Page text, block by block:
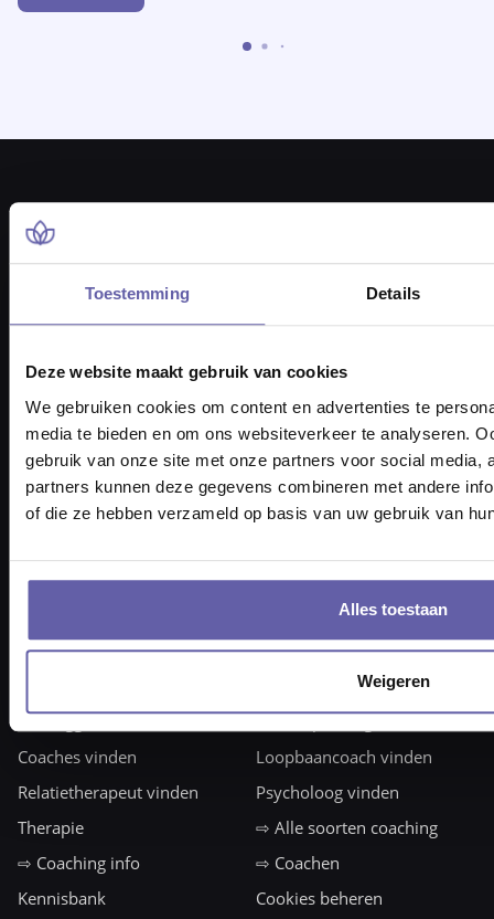
Toestemming Details
Deze website maakt gebruik van cookies
We gebruiken cookies om content en advertenties te
media te bieden en om ons websiteverkeer te analyseren.
gebruik van onze site met onze partners voor social media,
partners kunnen deze gegevens combineren met andere
of die ze hebben verzameld op basis van uw gebruik van
Alles toestaan
Weigeren
Pieter Braaijweg 203
Openingstijden: 08.30 – 17.30 uur
KvK-nummer 6817 3717
BTW nummer NL857332193B01
⇨ Inloggen voor klanten
Coachopleidingen
Coaches vinden
Loopbaancoach vinden
Relatietherapeut vinden
Psycholoog vinden
Therapie
⇨ Alle soorten coaching
⇨ Coaching info
⇨ Coachen
Kennisbank
Cookies beheren